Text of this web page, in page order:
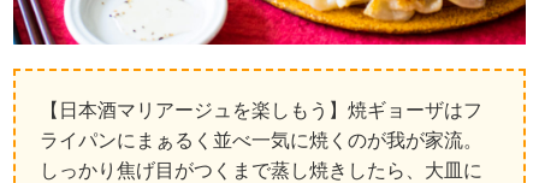
【日本酒マリアージュを楽しもう】焼ギョーザはフ
ライパンにまぁるく並べ一気に焼くのが我が家流。
しっかり焦げ目がつくまで蒸し焼きしたら、大皿に